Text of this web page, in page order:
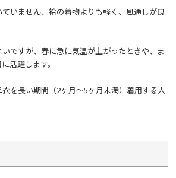
いません、袷の着物よりも軽く、風通しが良
ですが、春に急に気温が上がったときや、ま
活躍します。
を長い期間（2ヶ月～5ヶ月未満）着用する人